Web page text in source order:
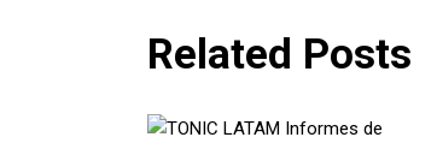
Related Posts